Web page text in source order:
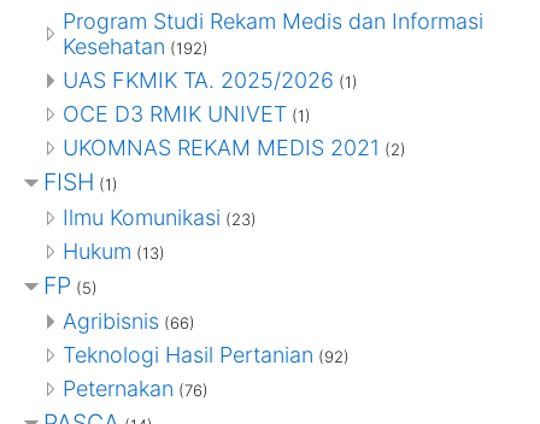
Program Studi Rekam Medis dan Informasi
Kesehatan (192)
UAS FKMIK TA. 2025/2026 (1)
OCE D3 RMIK UNIVET (1)
UKOMNAS REKAM MEDIS 2021 (2)
FISH (1)
Ilmu Komunikasi (23)
Hukum (13)
FP (5)
Agribisnis (66)
Teknologi Hasil Pertanian (92)
Peternakan (76)